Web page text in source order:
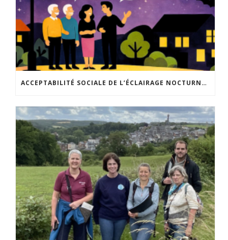
ACCEPTABILITÉ SOCIALE DE L’ÉCLAIRAGE NOCTURNE : LE REPLAY EST DISPONIBLE